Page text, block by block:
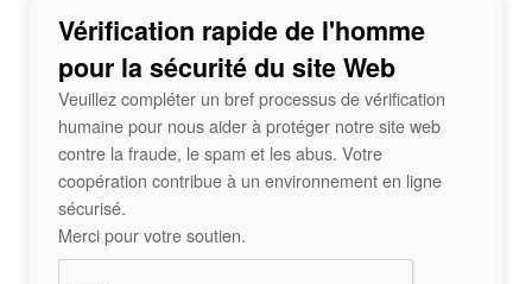
Vérification rapide de l'homme
pour la sécurité du site Web
Veuillez compléter un bref processus de vérification
humaine pour nous aider à protéger notre site web
contre la fraude, le spam et les abus. Votre
coopération contribue à un environnement en ligne
sécurisé.
Merci pour votre soutien.